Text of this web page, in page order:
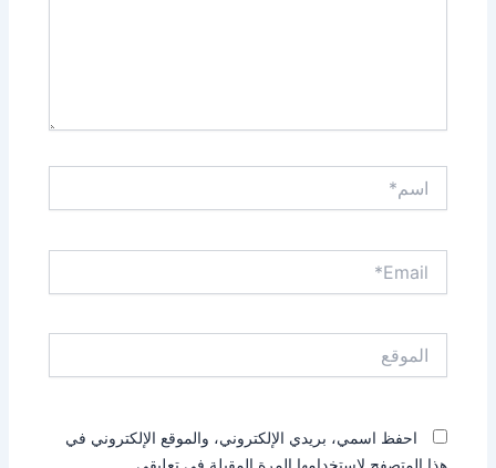
احفظ اسمي، بريدي الإلكتروني، والموقع الإلكتروني في
هذا المتصفح لاستخدامها المرة المقبلة في تعليقي.